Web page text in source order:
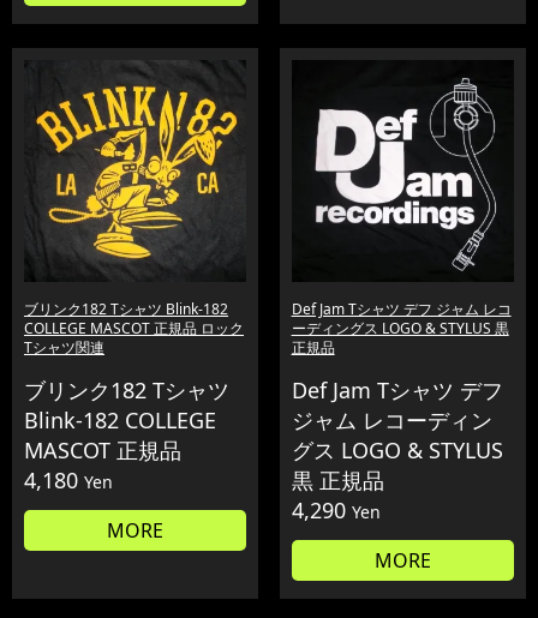
ブリンク182 Tシャツ Blink-182
COLLEGE MASCOT 正規品 ロック
Tシャツ関連
ブリンク182 Tシャツ
Blink-182 COLLEGE
MASCOT 正規品
4,180 Yen
MORE
Def Jam Tシャツ デフ ジャム レコ
ーディングス LOGO & STYLUS 黒
正規品
Def Jam Tシャツ デフ
ジャム レコーディン
グス LOGO & STYLUS
黒 正規品
4,290 Yen
MORE